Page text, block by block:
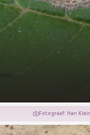
Fotograaf: Han